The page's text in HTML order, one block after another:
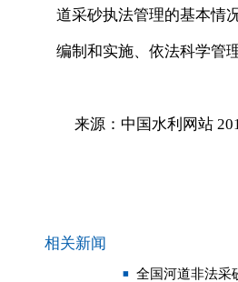
道采砂执法管理的基本情
编制和实施、依法科学管
来源：中国水利网站
相关新闻
全国河道非法采